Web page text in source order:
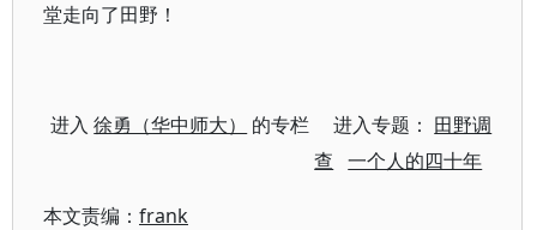
堂走向了田野！
进入徐勇（华中师大） 的专栏 进入专题： 田野调
查
一个人的四十年
本文责编： frank